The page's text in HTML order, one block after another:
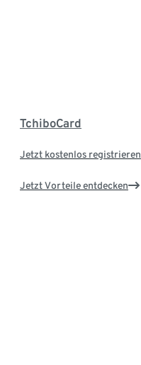
TchiboCard
Jetzt kostenlos registrieren
Jetzt Vorteile entdecken